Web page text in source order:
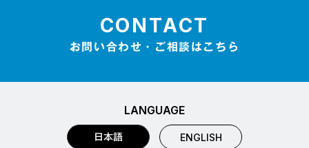
CONTACT
お問い合わせ・ご相談はこちら
LANGUAGE
日本語 ENGLISH